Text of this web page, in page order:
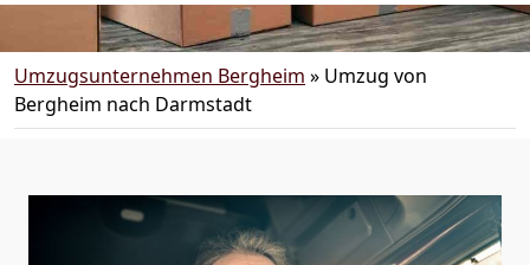
Umzugsunternehmen Bergheim » Umzug von
Bergheim nach Darmstadt